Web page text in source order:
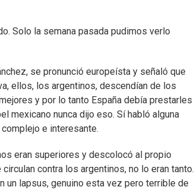
Solo la semana pasada pudimos verlo
se pronunció europeísta y señaló que
ellos, los argentinos, descendían de los
y por lo tanto España debía prestarles
mexicano nunca dijo eso. Sí habló alguna
e interesante.
eran superiores y descolocó al propio
contra los argentinos, no lo eran tanto.
un lapsus, genuino esta vez pero terrible de